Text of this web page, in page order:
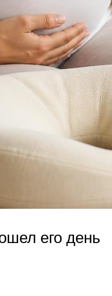
его день